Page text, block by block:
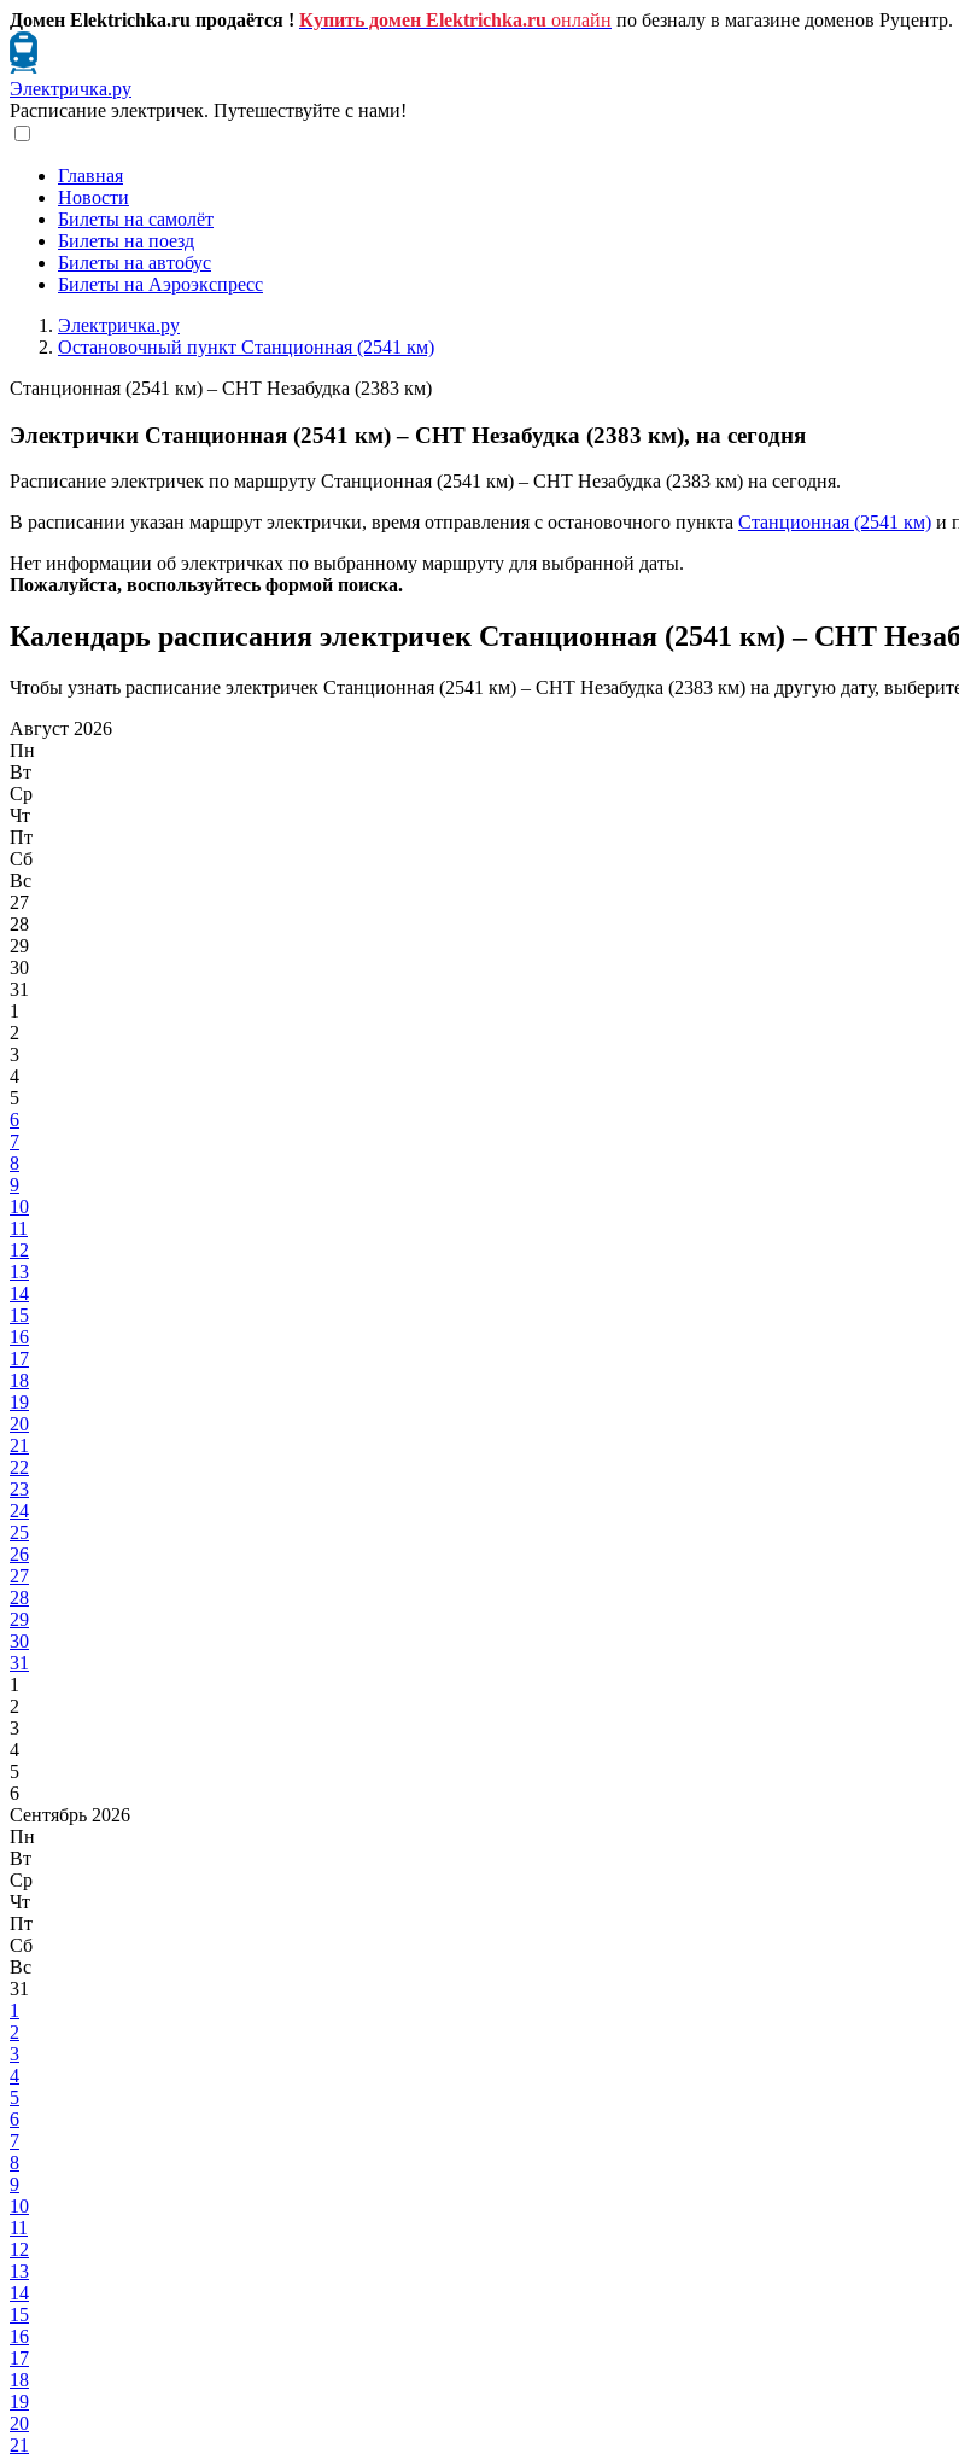
Домен Elektrichka.ru продаётся ! Купить домен Elektrichka.ru онлайн по безналу в магазине доменов Руцентр.
Электричка.ру
Расписание электричек. Путешествуйте с нами!
Главная
Новости
Билеты на самолёт
Билеты на поезд
Билеты на автобус
Билеты на Аэроэкспресс
Электричка.ру
Остановочный пункт Станционная (2541 км)
Станционная (2541 км) – СНТ Незабудка (2383 км)
Электрички Станционная (2541 км) – СНТ Незабудка (2383 км), на сегодня
Расписание электричек по маршруту Станционная (2541 км) – СНТ Незабудка (2383 км) на сегодня.
В расписании указан маршрут электрички, время отправления с остановочного пункта Станционная (2541 км) и
Нет информации об электричках по выбранному маршруту для выбранной даты.
Пожалуйста, воспользуйтесь формой поиска.
Календарь расписания электричек Станционная (2541 км) – СНТ
Чтобы узнать расписание электричек Станционная (2541 км) – СНТ Незабудка (2383 км) на другую дату,
Август 2026
Пн
Вт
Ср
Чт
Пт
Сб
Вс
27
28
29
30
31
1
2
3
4
5
6
7
8
9
10
11
12
13
14
15
16
17
18
19
20
21
22
23
24
25
26
27
28
29
30
31
1
2
3
4
5
6
Сентябрь 2026
Пн
Вт
Ср
Чт
Пт
Сб
Вс
31
1
2
3
4
5
6
7
8
9
10
11
12
13
14
15
16
17
18
19
20
21